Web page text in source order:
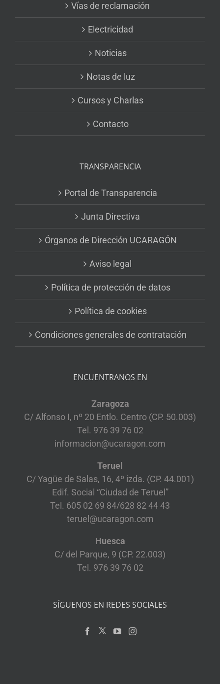
Vías de reclamación
Electricidad
Noticias
Notas de luz
Cursos y Charlas
Contacto
TRANSPARENCIA
Portal de Transparencia
Junta Directiva
Órganos de Dirección UCARAGÓN
Aviso legal
Política de protección de datos
Política de cookies
Condiciones generales de contratación
ENCUENTRANOS EN
Zaragoza
C/ Alfonso I, nº 20 Entlo. Centro (CP. 50.003)
Tel. 976 39 76 02
informacion@ucaragon.com
Teruel
C/ Yagüe de Salas, 16, 4º izda. (CP. 44.001)
Edif. Social “Ciudad de Teruel”
Tel. 605 02 69 84/628 82 44 43
teruel@ucaragon.com
Huesca
C/ del Parque, 9 (CP. 22.003)
Tel. 976 39 76 02
SÍGUENOS EN REDES SOCIALES